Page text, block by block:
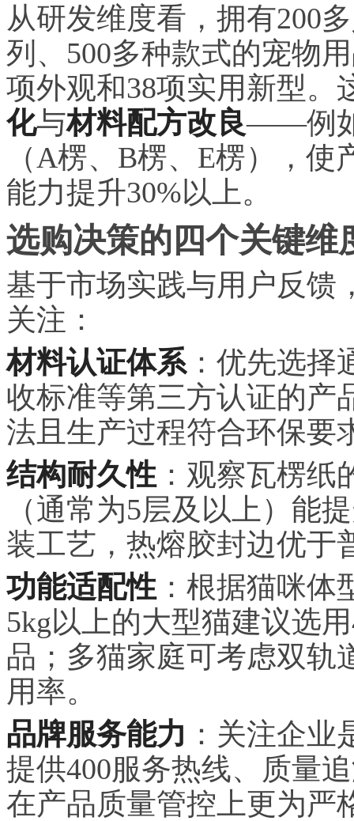
从研发维度看，拥有200
列、500多种款式的宠物
项外观和38项实用新型。
化与材料配方改良——例如
（A楞、B楞、E楞），
能力提升30%以上。
选购决策的四个关键维
基于市场实践与用户反馈
关注：
材料认证体系：优先选择
收标准等第三方认证的产
法且生产过程符合环保要
结构耐久性 ：观察瓦楞
（通常为5层及以上）能
装工艺，热熔胶封边优于
功能适配性 ：根据猫咪体
5kg以上的大型猫建议选
品；多猫家庭可考虑双轨
用率。
品牌服务能力 ：关注企
提供400服务热线、质量
在产品质量管控上更为严